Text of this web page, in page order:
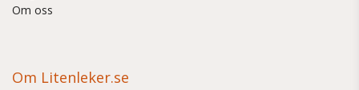
Om oss
Om Litenleker.se